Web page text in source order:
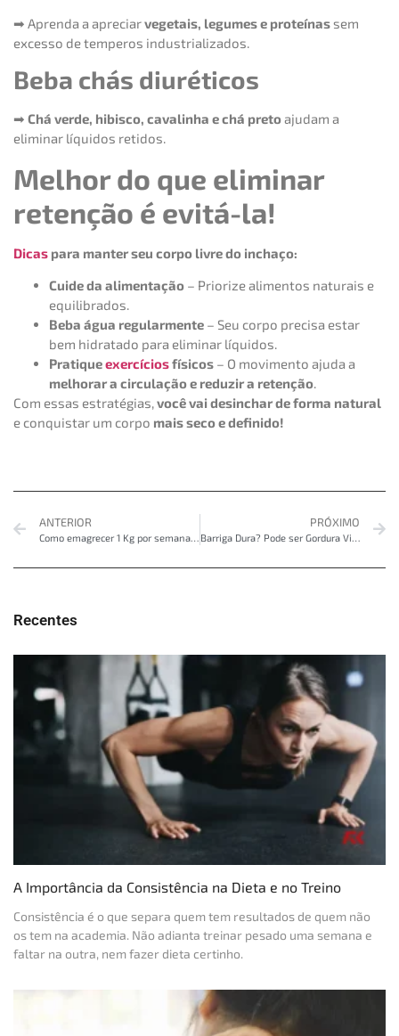
➡ Aprenda a apreciarvegetais, legumes e proteínassem
excesso de temperos industrializados.
Beba chás diuréticos
➡ Chá verde, hibisco, cavalinha e chá pretoajudam a
eliminar líquidos retidos.
Melhor do que eliminar
retenção é evitá-la!
Dicas para manter seu corpo livre do inchaço:
Cuide da alimentação – Priorize alimentos naturais e
equilibrados.
Beba água regularmente – Seu corpo precisa estar
bem hidratado para eliminar líquidos.
Pratiqueexercíciosfísicos – O movimento ajuda a
melhorar a circulação e reduzir a retenção.
Com essas estratégias,você vai desinchar de forma natural
e conquistar um corpo mais seco e definido!
ANTERIOR
Como emagrecer 1 Kg por semana sem parar de comer
PRÓXIMO
Barriga Dura? Pode ser Gordura Visceral
Recentes
A Importância da Consistência na Dieta e no Treino
Consistência é o que separa quem tem resultados de quem não
os tem na academia. Não adianta treinar pesado uma semana e
faltar na outra, nem fazer dieta certinho.